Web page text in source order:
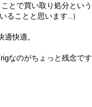
とで買い取り処分という
ることと思います..）
快適。
なのがちょっと残念です